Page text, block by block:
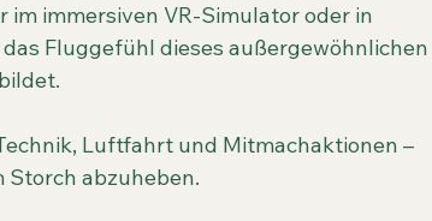
immersiven VR-Simulator oder in
Fluggefühl dieses außergewöhnlichen
Luftfahrt und Mitmachaktionen –
Storch abzuheben.